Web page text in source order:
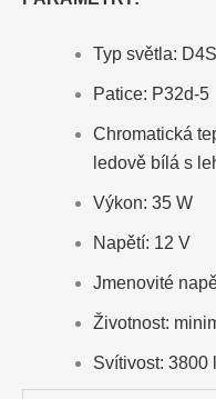
Typ světla: D4S
Patice: P32d-5
Chromatická
ledově bílá s
Výkon: 35 W
Napětí: 12 V
Jmenovité
Životnost:
Svítivost: 3800